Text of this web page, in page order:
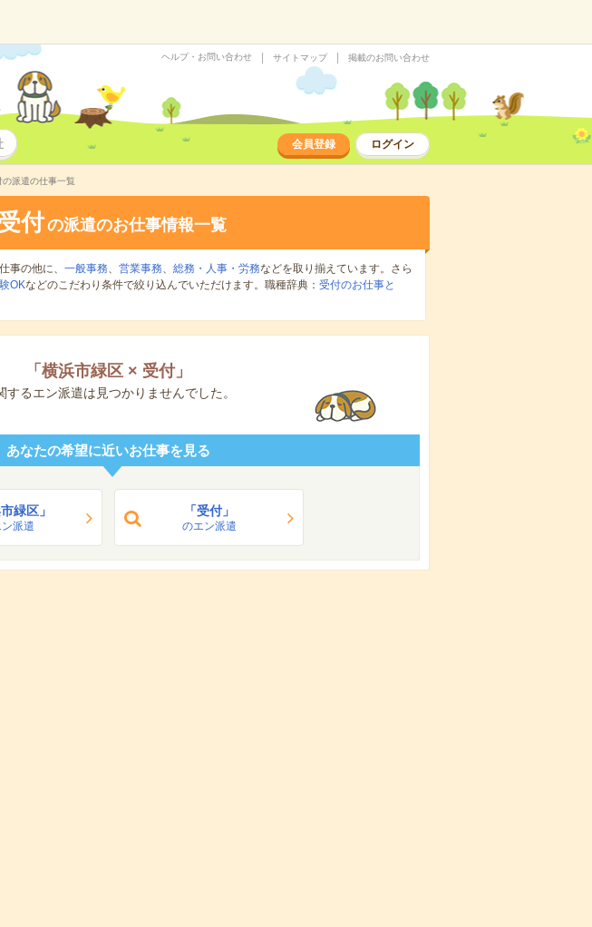
ヘルプ・お問い合わせ サイトマップ 掲載のお問い合わせ
会員登録 ログイン
派遣の仕事一覧
付の派遣のお仕事情報一覧
事の他に、 一般事務、 営業事務、 総務・人事・労務などを取り揃えています。さら
OKなどのこだわり条件で絞り込んでいただけます。職種辞典： 受付のお仕事と
「 横浜市緑区 × 受付」
するエン派遣は見つかりませんでした。
あなたの希望に近いお仕事を見る
緑区」
派遣
「受付」
のエン派遣